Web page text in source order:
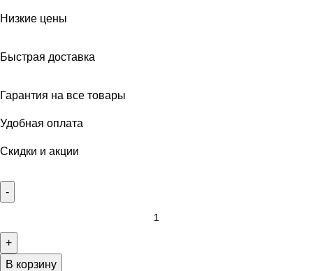
Низкие цены
Быстрая доставка
Гарантия на все товары
Удобная оплата
Скидки и акции
В корзину